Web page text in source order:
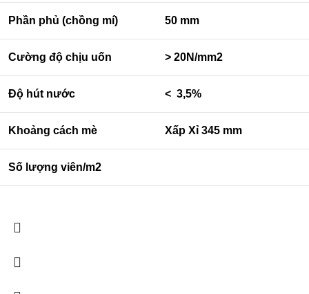
Phần phủ (chồng mí) 50 mm
Cường độ chịu uốn > 20N/mm2
Độ hút nước < 3,5%
Khoảng cách mè Xấp Xỉ 345 mm
Số lượng viên/m2